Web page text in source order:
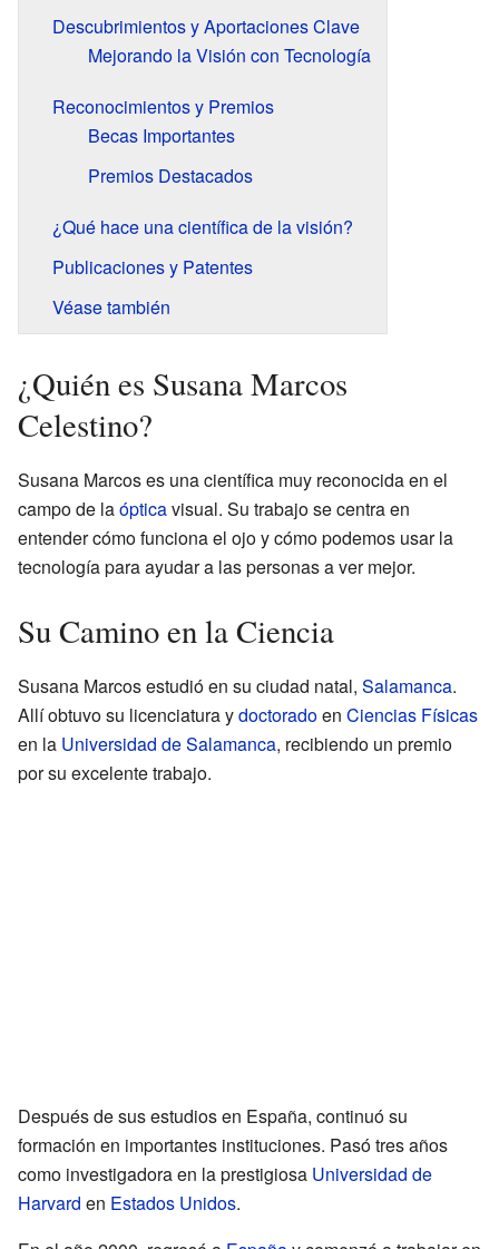
Descubrimientos y Aportaciones Clave
Mejorando la Visión con Tecnología
Reconocimientos y Premios
Becas Importantes
Premios Destacados
¿Qué hace una científica de la visión?
Publicaciones y Patentes
Véase también
¿Quién es Susana Marcos
Celestino?
Susana Marcos es una científica muy reconocida en el
campo de laópticavisual. Su trabajo se centra en
entender cómo funciona el ojo y cómo podemos usar la
tecnología para ayudar a las personas a ver mejor.
Su Camino en la Ciencia
Susana Marcos estudió en su ciudad natal, Salamanca.
Allí obtuvo su licenciatura ydoctoradoen Ciencias Físicas
en la Universidad de Salamanca, recibiendo un premio
por su excelente trabajo.
Después de sus estudios en España, continuó su
formación en importantes instituciones. Pasó tres años
como investigadora en la prestigiosa Universidad de
Harvard en Estados Unidos.